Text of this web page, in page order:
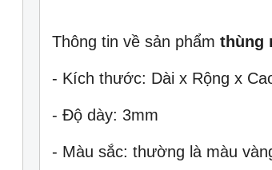
Thông tin về sản phẩm thùng
- Kích thước: Dài x Rộng x
- Độ dày: 3mm
- Màu sắc: thường là màu